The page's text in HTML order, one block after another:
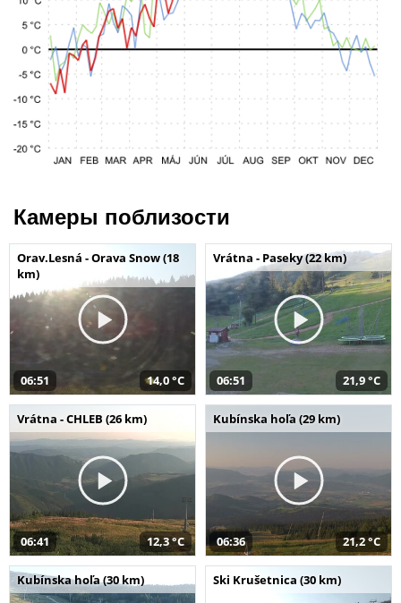
Камеры поблизости
Orav.Lesná - Orava Snow (18
km)
06:51 14,0 °C
Vrátna - Paseky (22 km)
06:51 21,9 °C
Vrátna - CHLEB (26 km)
06:41 12,3 °C
Kubínska hoľa (29 km)
06:36 21,2 °C
Kubínska hoľa (30 km) Ski Krušetnica (30 km)